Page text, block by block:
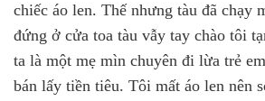
chiếc áo len. Thế nhưng tàu đã chạy
đứng ở cửa toa tàu vẫy tay chào tôi
ta là một mẹ mìn chuyên đi lừa trẻ
bán lấy tiền tiêu. Tôi mất áo len nên